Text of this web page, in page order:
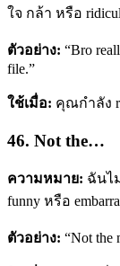
ใจ กล้า หรือ
ตัวอย่าง: “Bro
file.”
ใช้เมื่อ: คุณกำลัง
46. Not the…
ความหมาย: ฉันไ
funny หรือ
ตัวอย่าง: “Not the